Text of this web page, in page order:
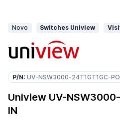
Novo Switches Uniview
P/N: UV-NSW3000-24T1GT1GC-
Uniview UV-
IN